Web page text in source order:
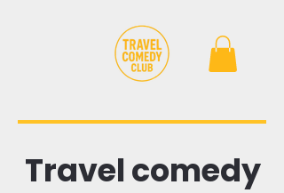
Travel comedy